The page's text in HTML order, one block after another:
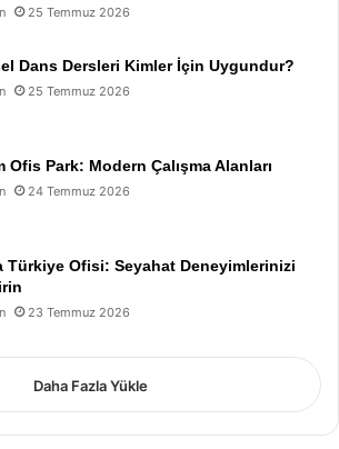
25 Temmuz 2026
Dans Dersleri Kimler İçin Uygundur?
25 Temmuz 2026
Ofis Park: Modern Çalışma Alanları
24 Temmuz 2026
Türkiye Ofisi: Seyahat Deneyimlerinizi
23 Temmuz 2026
Daha Fazla Yükle